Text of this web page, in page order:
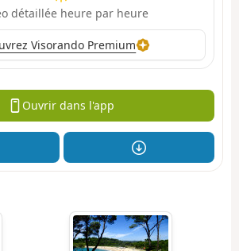
détaillée heure par heure
Visorando Premium
Ouvrir dans l'app